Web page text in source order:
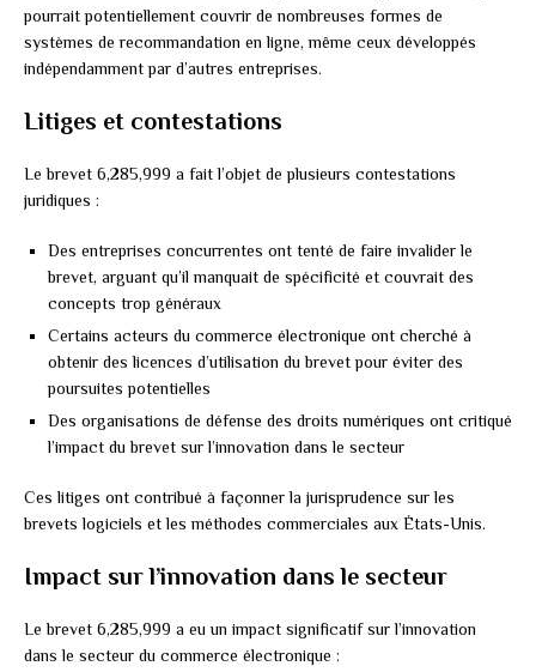
pourrait potentiellement couvrir de nombreuses formes de
systèmes de recommandation en ligne, même ceux développés
indépendamment par d’autres entreprises.
Litiges et contestations
Le brevet 6,285,999 a fait l’objet de plusieurs contestations
juridiques :
Des entreprises concurrentes ont tenté de faire invalider le
brevet, arguant qu’il manquait de spécificité et couvrait des
concepts trop généraux
Certains acteurs du commerce électronique ont cherché à
obtenir des licences d’utilisation du brevet pour éviter des
poursuites potentielles
Des organisations de défense des droits numériques ont critiqué
l’impact du brevet sur l’innovation dans le secteur
Ces litiges ont contribué à façonner la jurisprudence sur les
brevets logiciels et les méthodes commerciales aux États-Unis.
Impact sur l’innovation dans le secteur
Le brevet 6,285,999 a eu un impact significatif sur l’innovation
dans le secteur du commerce électronique :